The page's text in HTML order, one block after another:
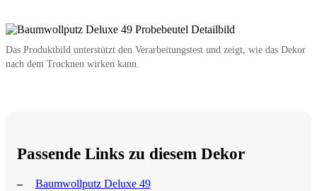
Das Produktbild unterstützt den Verarbeitungstest und zeigt, wie das Dekor
nach dem Trocknen wirken kann.
Passende Links zu diesem Dekor
Baumwollputz Deluxe 49